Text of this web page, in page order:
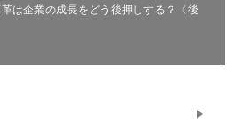
は企業の成長をどう後押しする？〈後